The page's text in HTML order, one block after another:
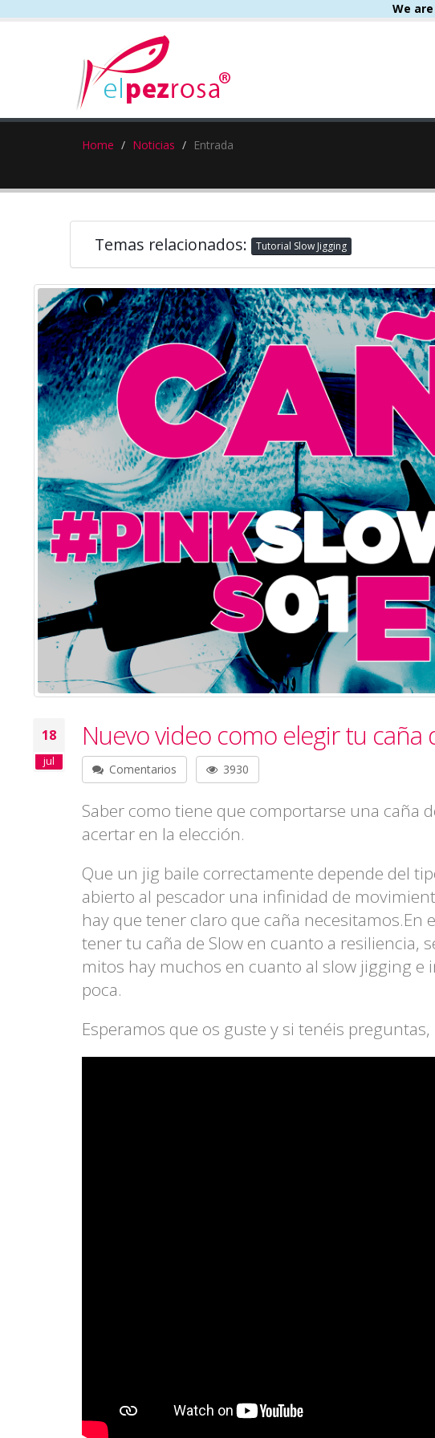
We
Home Noticias Entrada
Temas relacionados: Tutorial Slow Jigging
18
jul
Nuevo video como elegir tu caña
Comentarios 3930
Saber como tiene que comportarse una caña
acertar en la elección.
Que un jig baile correctamente depende del
abierto al pescador una infinidad de
hay que tener claro que caña necesitamos.En
tener tu caña de Slow en cuanto a resiliencia,
mitos hay muchos en cuanto al slow jigging
poca.
Esperamos que os guste y si tenéis